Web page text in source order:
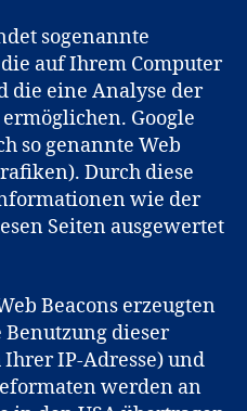
sogenannte
auf Ihrem Computer
die eine Analyse der
Google
so genannte Web
Durch diese
wie der
Seiten ausgewertet
Beacons erzeugten
dieser
IP-Adresse) und
werden an